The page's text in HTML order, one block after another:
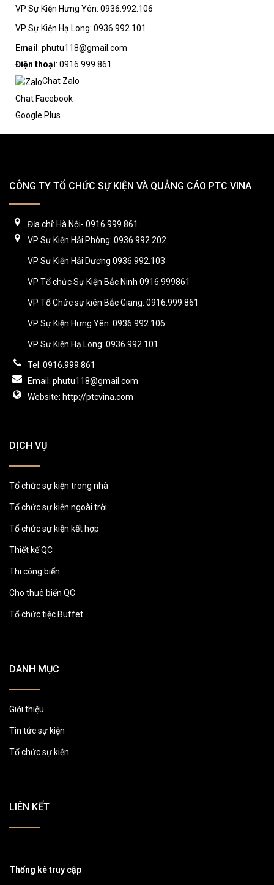
VP Sự Kiện Hưng Yên: 0936.992.106
VP Sự Kiện Hạ Long: 0936.992.101
Email : phutu118@gmail.com
Điện thoại: 0916.999.861
Chat Zalo
Chat Facebook
Google Plus
CÔNG TY TỔ CHỨC SỰ KIỆN VÀ QUẢNG CÁO PTC VINA
Địa chỉ: Hà Nội- 0916 999 861
VP Sự Kiện Hải Phòng: 0936.992.202
VP Sự Kiện Hải Dương 0936.992.103
VP Tổ chức Sự Kiện Bắc Ninh 0916.999861
VP Tổ Chức sự kiên Bắc Giang: 0916.999.861
VP Sự Kiện Hưng Yên: 0936.992.106
VP Sự Kiện Hạ Long: 0936.992.101
Tel: 0916.999.861
Email: phutu118@gmail.com
Website: http://ptcvina.com
DỊCH VỤ
Tổ chức sự kiện trong nhà
Tổ chức sự kiện ngoài trời
Tổ chức sự kiện kết hợp
Thiết kế QC
Thi công biển
Cho thuê biển QC
Tổ chức tiệc Buffet
DANH MỤC
Giới thiệu
Tin tức sự kiện
Tổ chức sự kiện
LIÊN KẾT
Thống kê truy cập